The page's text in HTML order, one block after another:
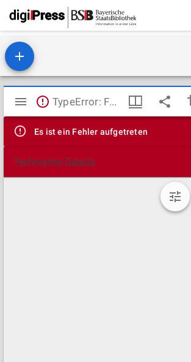
Mirador
Viewer
TypeError: Failed to fetch
Es ist ein Fehler aufgetreten
Technische Details